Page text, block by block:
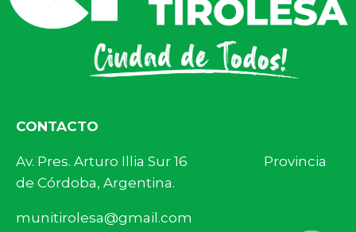
CONTACTO
Av. Pres. Arturo Illia Sur 16 Provincia
de Córdoba, Argentina.
munitirolesa@gmail.com